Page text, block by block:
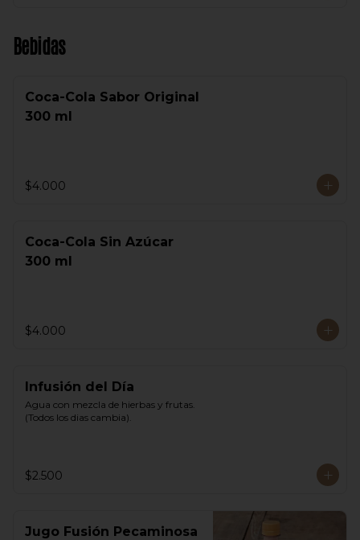
Bebidas
Coca-Cola Sabor Original
300 ml
$4.000
Coca-Cola Sin Azúcar
300 ml
$4.000
Infusión del Día
Agua con mezcla de hierbas y frutas.
(Todos los dias cambia).
$2.500
Jugo Fusión Pecaminosa